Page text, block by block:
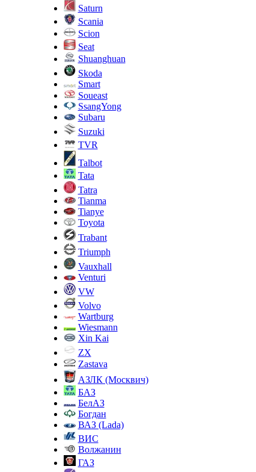
Saturn
Scania
Scion
Seat
Shuanghuan
Skoda
Smart
Soueast
SsangYong
Subaru
Suzuki
TVR
Talbot
Tata
Tatra
Tianma
Tianye
Toyota
Trabant
Triumph
Vauxhall
Venturi
VW
Volvo
Wartburg
Wiesmann
Xin Kai
ZX
Zastava
АЗЛК (Москвич)
БАЗ
БелАЗ
Богдан
ВАЗ (Lada)
ВИС
Волжанин
ГАЗ